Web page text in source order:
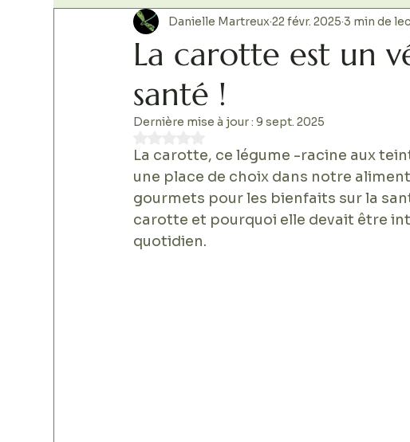
La carotte est un
santé !
Danielle Martreux22 févr. 2025 3 min de
Dernière mise à jour :9 sept. 2025
La carotte, ce légume -racine aux
une place de choix dans notre
gourmets pour les bienfaits sur la
carotte et pourquoi elle devait être
quotidien.